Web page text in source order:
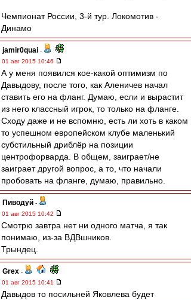
Чемпионат России, 3-й тур. Локомотив -
Динамо
jamir0quai -
01 авг 2015 10:46
А у меня появился кое-какой оптимизм по
Давыдову, после того, как Аленичев начал
ставить его на фланг. Думаю, если и вырастит
из него классный игрок, то только на фланге.
Сходу даже и не вспомню, есть ли хоть в каком
то успешном европейском клубе маленький
субстильный дриблёр на позиции
центрофорварда. В общем, заиграет/не
заиграет другой вопрос, а то, что начали
пробовать на фланге, думаю, правильно.
Пиводуй -
01 авг 2015 10:42
Смотрю завтра нет ни одного матча, я так
понимаю, из-за ВДВшников.
Трындец.
Grex -
01 авг 2015 10:41
Давыдов то посильней Яковлева будет